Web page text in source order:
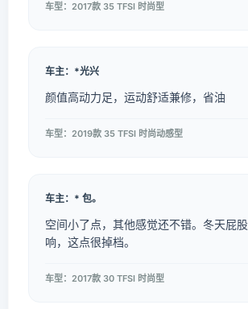
车型：2017款 35 TFSI 时尚型
车主：*光兴
颜值高动力足，运动舒适兼修，省油
车型：2019款 35 TFSI 时尚动感型
车主：* 包。
空间小了点，其他感觉还不错。冬天屁
响，这点很掉档。
车型：2017款 30 TFSI 时尚型